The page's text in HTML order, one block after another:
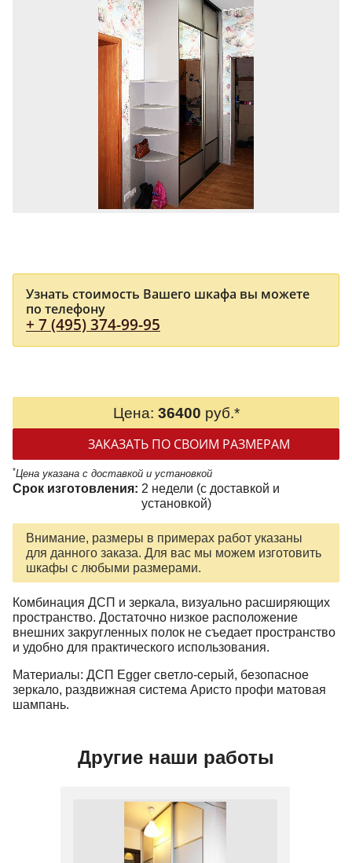
Узнать стоимость Вашего шкафа вы можете
по телефону
+ 7 (495) 374-99-95
Цена: 36400 руб.*
ЗАКАЗАТЬ ПО СВОИМ РАЗМЕРАМ
*Цена указана с доставкой и установкой
Срок изготовления: 2 недели (с доставкой и
установкой)
Внимание, размеры в примерах работ указаны
для данного заказа. Для вас мы можем изготовить
шкафы с любыми размерами.
Комбинация ДСП и зеркала, визуально расширяющих
пространство. Достаточно низкое расположение
внешних закругленных полок не съедает пространство
и удобно для практического использования.
Материалы: ДСП Egger светло-серый, безопасное
зеркало, раздвижная система Аристо профи матовая
шампань.
Другие наши работы